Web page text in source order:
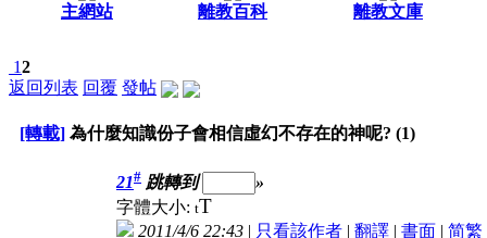
主網站 離教百科 離教文庫
12
返回列表 回覆 發帖
[轉載] 為什麼知識份子會相信虛幻不存在的神呢? (1)
21# 跳轉到
»
字體大小: tT
2011/4/6 22:43 | 只看該作者 | 翻譯 | 書面 | 简繁